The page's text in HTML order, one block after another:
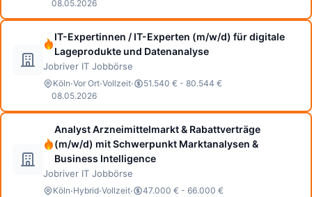
08.05.2026
IT-Expertinnen / IT-Experten (m/w/d) für digitale
Lageprodukte und Datenanalyse
Jobriver IT Jobbörse
Köln·Vor Ort·Vollzeit·
51.540 € - 80.544 €
08.05.2026
Analyst Arzneimittelmarkt & Rabattverträge
(m/w/d) mit Schwerpunkt Marktanalysen &
Business Intelligence
Jobriver IT Jobbörse
Köln·Hybrid·Vollzeit·
47.000 € - 66.000 €